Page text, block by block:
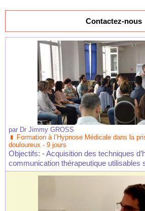
Contactez-nous
par Dr Jimmy GROSS
Formation à l’Hypnose Médicale dans la
douloureux - 9 jours
Objectifs: - Acquisition des techniques
communication thérapeutique utilisables